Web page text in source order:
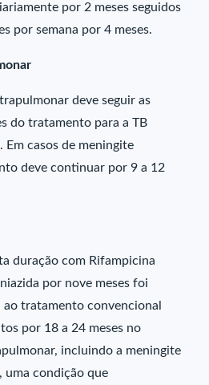
por 2 meses seguidos
por semana por 4 meses.
deve seguir as
do tratamento para a TB
Em casos de meningite
deve continuar por 9 a 12
duração com Rifampicina
por nove meses foi
ao tratamento convencional
por 18 a 24 meses no
incluindo a meningite
uma condição que